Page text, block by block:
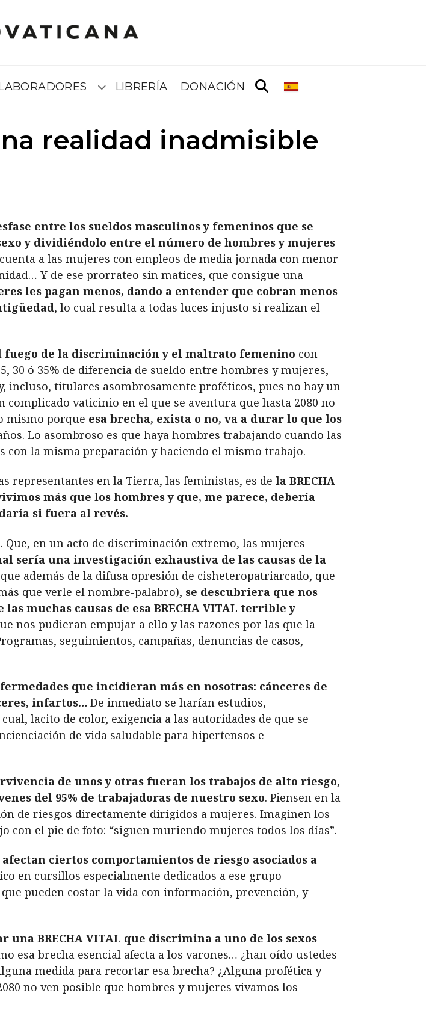
Submenú
LIBRERÍA DONACIÓN
realidad inadmisible
entre los sueldos masculinos y femeninos que se
y dividiéndolo entre el número de hombres y mujeres
a las mujeres con empleos de media jornada con menor
Y de ese prorrateo sin matices, que consigue una
les pagan menos, dando a entender que cobran menos
, lo cual resulta a todas luces injusto si realizan el
fuego de la discriminación y el maltrato femenino con
30 ó 35% de diferencia de sueldo entre hombres y mujeres,
incluso, titulares asombrosamente proféticos, pues no hay un
vaticinio en el que se aventura que hasta 2080 no
mismo porque esa brecha, exista o no, va a durar lo que los
Lo asombroso es que haya hombres trabajando cuando las
la misma preparación y haciendo el mismo trabajo.
representantes en la Tierra, las feministas, es de la BRECHA
más que los hombres y que, me parece, debería
si fuera al revés.
Que, en un acto de discriminación extremo, las mujeres
sería una investigación exhaustiva de las causas de la
además de la difusa opresión de cisheteropatriarcado, que
que verle el nombre-palabro), se descubriera que nos
muchas causas de esa BRECHA VITAL terrible y
nos pudieran empujar a ello y las razones por las que la
seguimientos, campañas, denuncias de casos,
que incidieran más en nosotras: cánceres de
infartos… De inmediato se harían estudios,
lacito de color, exigencia a las autoridades de que se
de vida saludable para hipertensos e
de unos y otras fueran los trabajos de alto riesgo,
del 95% de trabajadoras de nuestro sexo. Piensen en la
de riesgos directamente dirigidos a mujeres. Imaginen los
con el pie de foto: “siguen muriendo mujeres todos los días”.
ciertos comportamientos de riesgo asociados a
en cursillos especialmente dedicados a ese grupo
pueden costar la vida con información, prevención, y
BRECHA VITAL que discrimina a uno de los sexos
esa brecha esencial afecta a los varones… ¿han oído ustedes
medida para recortar esa brecha? ¿Alguna profética y
no ven posible que hombres y mujeres vivamos los